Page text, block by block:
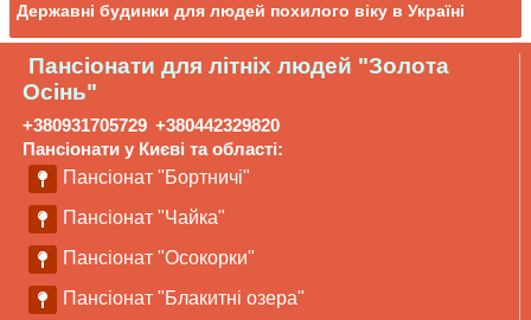
Державні будинки для людей похилого віку в Україні
Пансіонати для літніх людей "Золота
Осінь"
+380931705729 +380442329820
Пансіонати у Києві та області:
Пансіонат "Бортничі"
Пансіонат "Чайка"
Пансіонат "Осокорки"
Пансіонат "Блакитні озера"